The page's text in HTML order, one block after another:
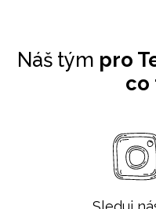
Náš tým pro
co